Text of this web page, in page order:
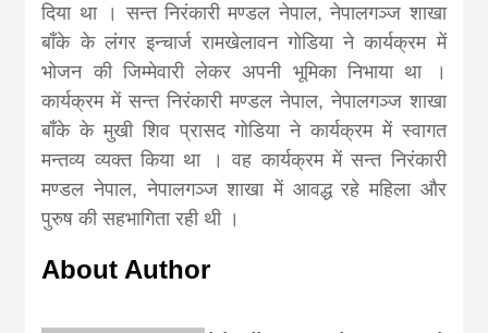
दिया था । सन्त निरंकारी मण्डल नेपाल,नेपालगञ्ज शाखा
बाँके के लंगर इन्चार्ज रामखेलावन गोडिया ने कार्यक्रम में
भोजन की जिम्मेवारी लेकर अपनी भूमिका निभाया था ।
कार्यक्रम में सन्त निरंकारी मण्डल नेपाल,नेपालगञ्ज शाखा
बाँके के मुखी शिव प्रासद गोडिया ने कार्यक्रम में स्वागत
मन्तव्य व्यक्त किया था । वह कार्यक्रम में सन्त निरंकारी
मण्डल नेपाल,नेपालगञ्ज शाखा में आवद्ध रहे महिला और
पुरुष की सहभागिता रही थी ।
About Author